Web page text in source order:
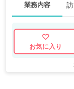
業務内容
お気に入り